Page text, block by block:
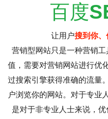
百度
让用户搜到你、
营销型网站只是一种营销
值，需要对营销网站进行优
过搜索引擎获得准确的流量
户浏览你的网站。对于专业
是对于非专业人士来说，